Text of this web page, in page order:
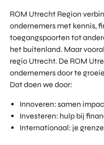
ROM Utrecht Region
ondernemers met kennis,
toegangspoorten tot
het buitenland. Maar
regio Utrecht. De ROM
ondernemers door te
Dat doen we door:
Innoveren: samen
Investeren: hulp bij
Internationaal: je